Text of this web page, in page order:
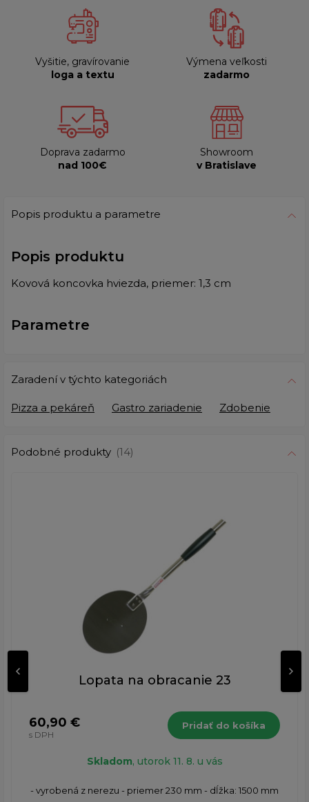
Vyšitie, gravírovanie
loga a textu
Výmena veľkosti
zadarmo
Doprava zadarmo
nad 100€
Showroom
v Bratislave
Popis produktu a parametre
Popis produktu
Kovová koncovka hviezda, priemer: 1,3 cm
Parametre
Zaradení v týchto kategoriách
Pizza a pekáreň Gastro zariadenie Zdobenie
Podobné produkty (14)
Lopata na obracanie 23
60,90 €
s DPH
Pridať do košíka
Skladom, utorok 11. 8. u vás
- vyrobená z nerezu - priemer 230 mm - dĺžka: 1500 mm